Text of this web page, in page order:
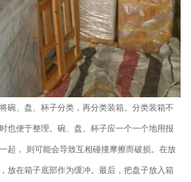
碗、盘、杯子分类，再分类装箱。分类装箱不
也便于整理。碗、盘、杯子应一个一个地用报
起， 则可能会导致互相碰撞摩擦而破损。在放
放在箱子底部作为缓冲。最后，把盘子放入箱